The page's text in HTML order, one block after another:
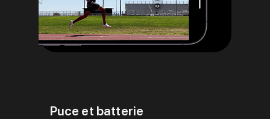
Puce et batterie